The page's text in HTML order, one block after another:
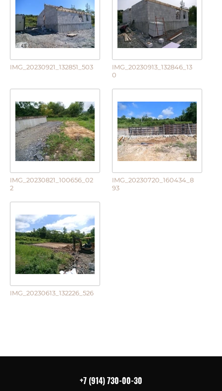
IMG_20230921_132851_503
IMG_20230913_132846_13
0
IMG_20230821_100656_02
2
IMG_20230720_160434_8
93
IMG_20230613_132226_526
+7 (914) 730-00-30